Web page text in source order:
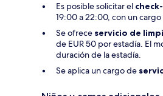
Es posible solicitar el
19:00 a 22:00, con un cargo
Se ofrece servicio de
de EUR 50 por estadía. El
duración de la estadía.
Se aplica un cargo de